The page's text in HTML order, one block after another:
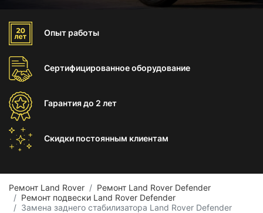
Опыт работы
Сертифицированноеоборудование
Гарантиядо 2 лет
Скидки постоянным клиентам
Ремонт Land Rover
Ремонт Land Rover Defender
Ремонт подвески Land Rover Defender
Замена заднего стабилизатора Land Rover Defender